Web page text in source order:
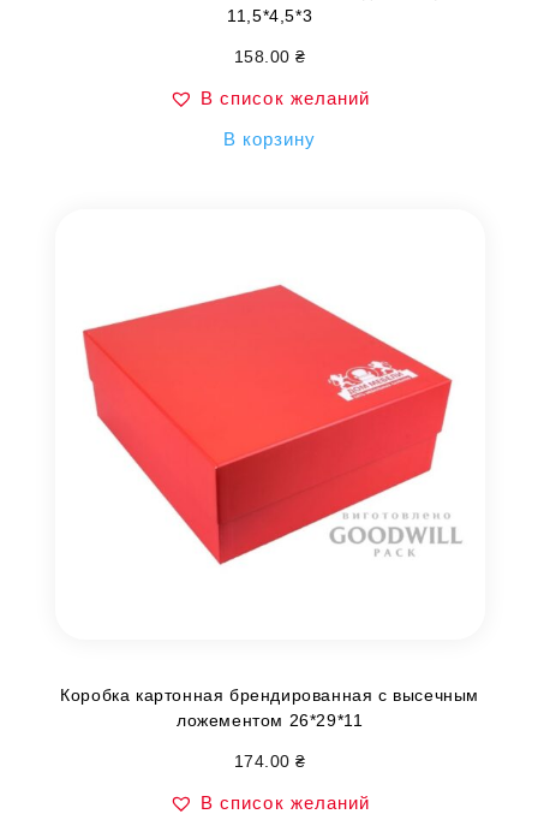
11,5*4,5*3
158.00 ₴
В список желаний
В корзину
Коробка картонная брендированная с высечным
ложементом 26*29*11
174.00 ₴
В список желаний